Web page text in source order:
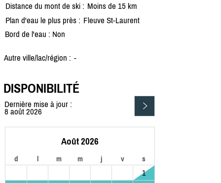
Distance du mont de ski : Moins de 15 km
Plan d'eau le plus près : Fleuve St-Laurent
Bord de l'eau : Non
Autre ville/lac/région : -
DISPONIBILITÉ
Dernière mise à jour :
8 août 2026
Août 2026
d l m m j v s
1